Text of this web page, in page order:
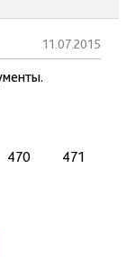
11.07.2015
470 471